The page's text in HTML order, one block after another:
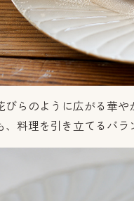
びらのように広がる華
、料理を引き立てるバラ